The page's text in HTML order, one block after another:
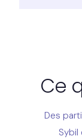
Ce
Des
Sybil